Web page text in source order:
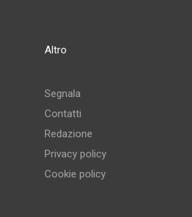
Altro
Segnala
Contatti
Redazione
Privacy policy
Cookie policy